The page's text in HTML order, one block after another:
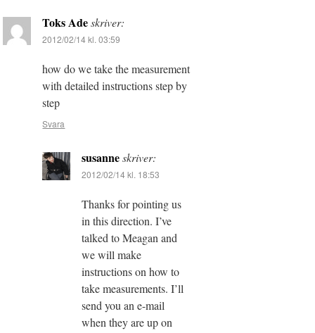
Toks Ade skriver:
2012/02/14 kl. 03:59
how do we take the measurement
with detailed instructions step by
step
Svara
susanne skriver:
2012/02/14 kl. 18:53
Thanks for pointing us
in this direction. I’ve
talked to Meagan and
we will make
instructions on how to
take measurements. I’ll
send you an e-mail
when they are up on